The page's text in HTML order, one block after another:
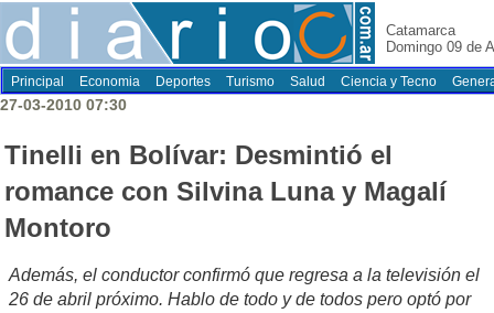
Catamarca
Domingo 09 de
Principal Economia Deportes Turismo Salud Ciencia y Tecno
27-03-2010 07:30
Tinelli en Bolívar: Desmintió el
romance con Silvina Luna y Magalí
Montoro
Además, el conductor confirmó que regresa a la televisión el
26 de abril próximo. Hablo de todo y de todos pero optó por